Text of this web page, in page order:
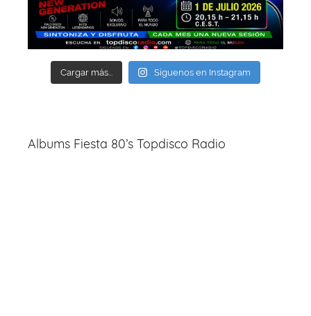
Cargar más... Síguenos en Instagram
Albums Fiesta 80’s Topdisco Radio